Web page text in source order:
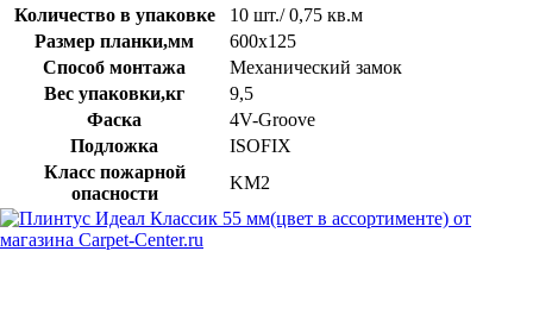
Количество в упаковке
10 шт./ 0,75 кв.м
Размер планки,мм
600x125
Способ монтажа
Механический замок
Вес упаковки,кг
9,5
Фаска
4V-Groove
Подложка
ISOFIX
Класс пожарной
опасности
KM2